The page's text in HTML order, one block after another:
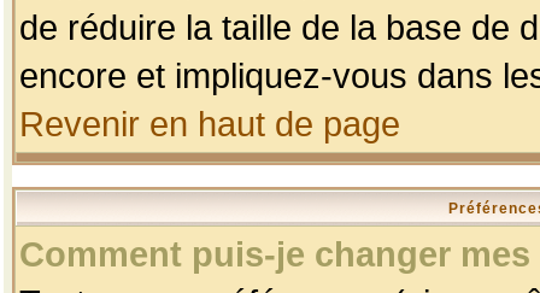
de réduire la taille de la base de
encore et impliquez-vous dans
Revenir en haut de page
Comment puis-je changer